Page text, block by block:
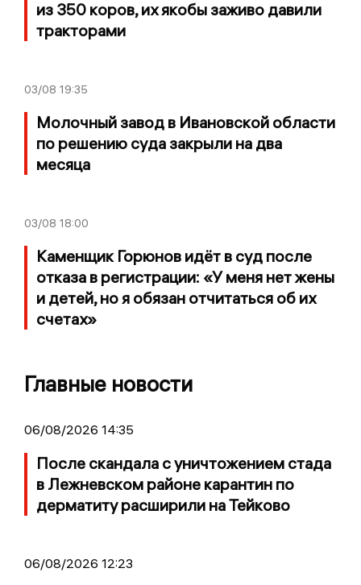
из 350 коров, их якобы заживо давили
тракторами
03/08 19:35
Молочный завод в Ивановской области
по решению суда закрыли на два
месяца
03/08 18:00
Каменщик Горюнов идёт в суд после
отказа в регистрации: «У меня нет жены
и детей, но я обязан отчитаться об их
счетах»
Главные новости
06/08/2026 14:35
После скандала с уничтожением стада
в Лежневском районе карантин по
дерматиту расширили на Тейково
06/08/2026 12:23